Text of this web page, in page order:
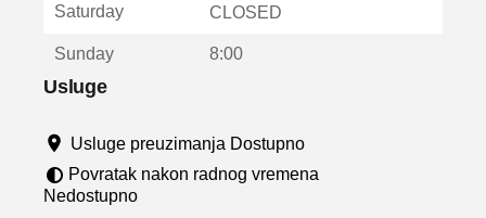
u
Saturday CLOSED
Sunday 8:00
Usluge
Usluge preuzimanja Dostupno
Povratak nakon radnog vremena
Nedostupno